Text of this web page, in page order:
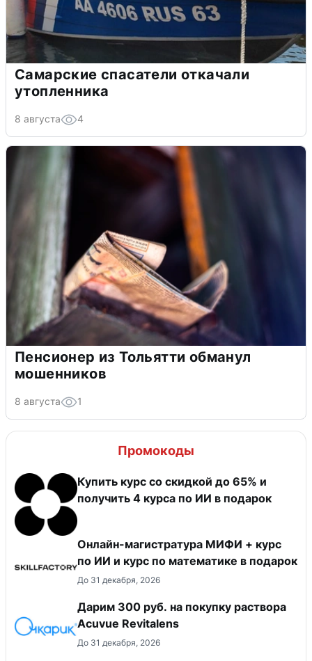
Самарские спасатели откачали
утопленника
8 августа 4
Пенсионер из Тольятти обманул
мошенников
8 августа 1
Промокоды
Купить курс со скидкой до 65% и
получить 4 курса по ИИ в подарок
Онлайн-магистратура МИФИ + курс
по ИИ и курс по математике в подарок
До 31 декабря, 2026
Дарим 300 руб. на покупку раствора
Acuvue Revitalens
До 31 декабря, 2026